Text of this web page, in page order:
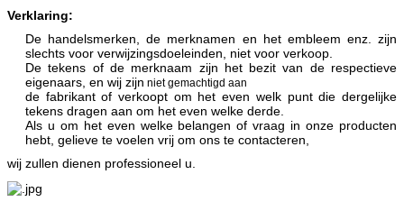
Verklaring:
De handelsmerken, de merknamen en het embleem enz. zijn
slechts voor verwijzingsdoeleinden, niet voor verkoop.
De tekens of de merknaam zijn het bezit van de respectieve
eigenaars, en wij zijn niet gemachtigd aan
de fabrikant of verkoopt om het even welk punt die dergelijke
tekens dragen aan om het even welke derde.
Als u om het even welke belangen of vraag in onze producten
hebt, gelieve te voelen vrij om ons te contacteren,
wij zullen dienen professioneel u.